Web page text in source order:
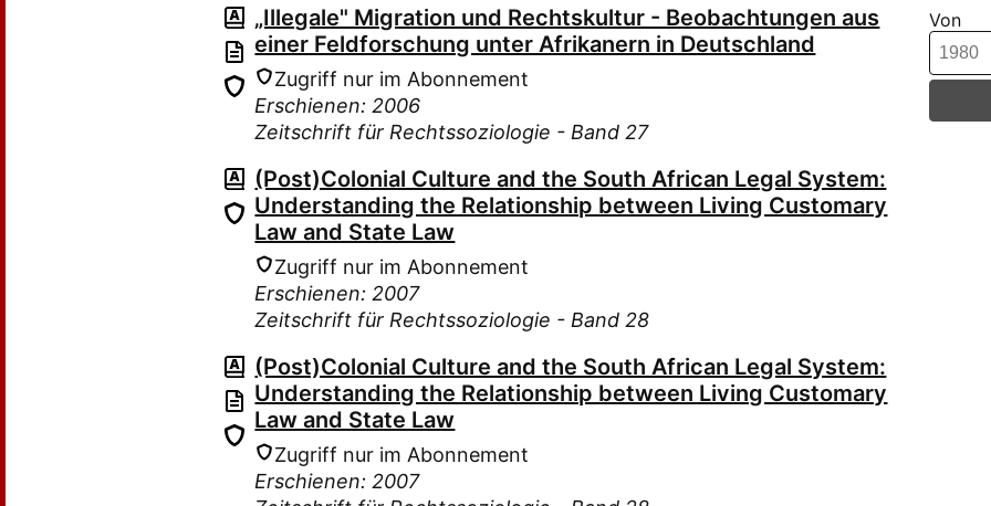
„Illegale" Migration und Rechtskultur - Beobachtungen aus
einer Feldforschung unter Afrikanern in Deutschland
Zugriff nur im Abonnement
Erschienen: 2006
Zeitschrift für Rechtssoziologie - Band 27
(Post)Colonial Culture and the South African Legal System:
Understanding the Relationship between Living Customary
Law and State Law
Zugriff nur im Abonnement
Erschienen: 2007
Zeitschrift für Rechtssoziologie - Band 28
(Post)Colonial Culture and the South African Legal System:
Understanding the Relationship between Living Customary
Law and State Law
Zugriff nur im Abonnement
Erschienen: 2007
(31)
Von